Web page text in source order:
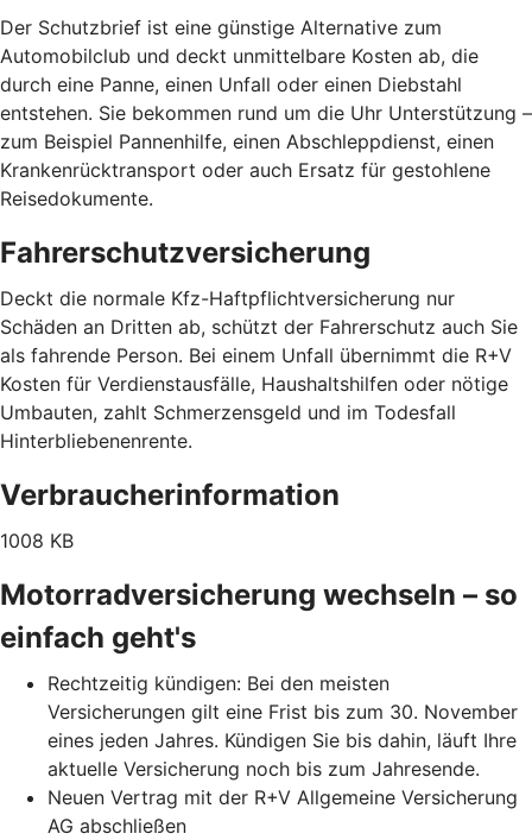
Der Schutzbrief ist eine günstige Alternative zum
Automobilclub und deckt unmittelbare Kosten ab, die
durch eine Panne, einen Unfall oder einen Diebstahl
entstehen. Sie bekommen rund um die Uhr Unterstützung –
zum Beispiel Pannenhilfe, einen Abschleppdienst, einen
Krankenrücktransport oder auch Ersatz für gestohlene
Reisedokumente.
Fahrerschutzversicherung
Deckt die normale Kfz-Haftpflichtversicherung nur
Schäden an Dritten ab, schützt der Fahrerschutz auch Sie
als fahrende Person. Bei einem Unfall übernimmt die R+V
Kosten für Verdienstausfälle, Haushaltshilfen oder nötige
Umbauten, zahlt Schmerzensgeld und im Todesfall
Hinterbliebenenrente.
Verbraucherinformation
1008 KB
Motorradversicherung wechseln – so
einfach geht's
Rechtzeitig kündigen: Bei den meisten
Versicherungen gilt eine Frist bis zum 30. November
eines jeden Jahres. Kündigen Sie bis dahin, läuft Ihre
aktuelle Versicherung noch bis zum Jahresende.
Neuen Vertrag mit der R+V Allgemeine Versicherung
AG abschließen